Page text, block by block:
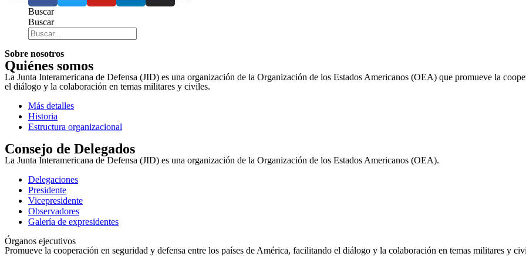
Buscar
Buscar
Sobre nosotros
Quiénes somos
La Junta Interamericana de Defensa (JID) es una organización de la Organización de los Estados Americanos (OEA) que promueve la
el diálogo y la colaboración en temas militares y civiles.
Más detalles
Historia
Estructura organizacional
Consejo de Delegados
La Junta Interamericana de Defensa (JID) es una organización de la Organización de los Estados Americanos (OEA).
Delegaciones
Presidente
Vicepresidente
Observadores
Galería de expresidentes
Órganos ejecutivos
Promueve la cooperación en seguridad y defensa entre los países de América, facilitando el diálogo y la colaboración en temas militares y